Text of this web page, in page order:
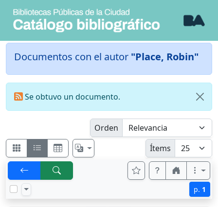
Documentos con el autor "Place, Robin"
Se obtuvo un documento.
Orden
Ítems
p. 1